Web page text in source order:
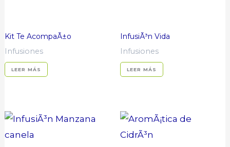
Kit Te AcompaÃ±o
Infusiones
LEER MÁS
InfusiÃ³n Vida
Infusiones
LEER MÁS